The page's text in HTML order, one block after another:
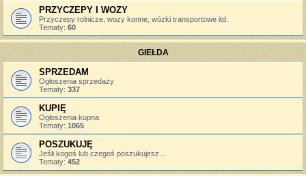
PRZYCZEPY I WOZY
Przyczepy rolnicze, wozy konne, wózki transportowe itd.
Tematy: 60
GIEŁDA
SPRZEDAM
Ogłoszenia sprzedaży
Tematy: 337
KUPIĘ
Ogłoszenia kupna
Tematy: 1065
POSZUKUJĘ
Jeśli kogoś lub czegoś poszukujesz...
Tematy: 452